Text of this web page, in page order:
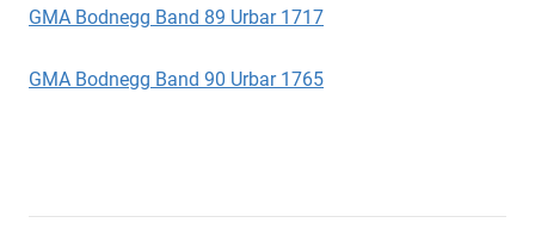
GMA Bodnegg Band 89 Urbar 1717
GMA Bodnegg Band 90 Urbar 1765